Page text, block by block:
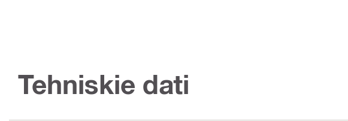
Tehniskie dati